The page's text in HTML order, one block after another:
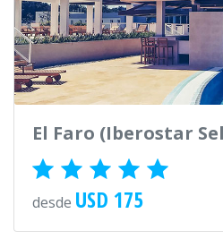
El Faro (Iberostar
desde USD 175